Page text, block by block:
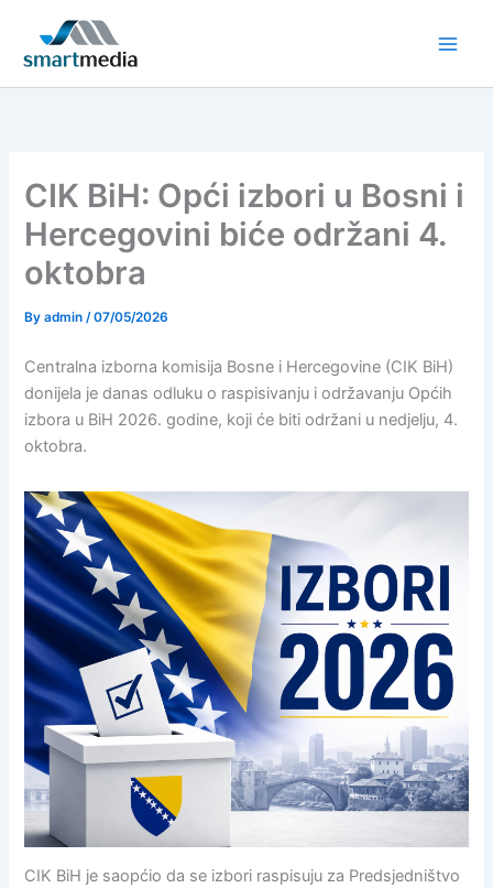
content
CIK BiH: Opći izbori u Bosni i
Hercegovini biće održani 4.
oktobra
Byadmin/07/05/2026
Centralna izborna komisija Bosne i Hercegovine (CIK BiH)
donijela je danas odluku o raspisivanju i održavanju Općih
izbora u BiH 2026. godine, koji će biti održani u nedjelju, 4.
oktobra.
CIK BiH je saopćio da se izbori raspisuju za Predsjedništvo